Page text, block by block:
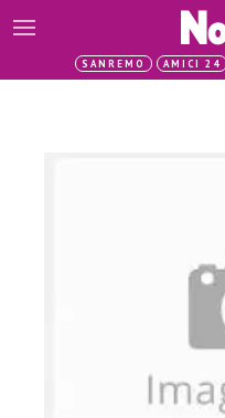
SANREMO AMICI 24